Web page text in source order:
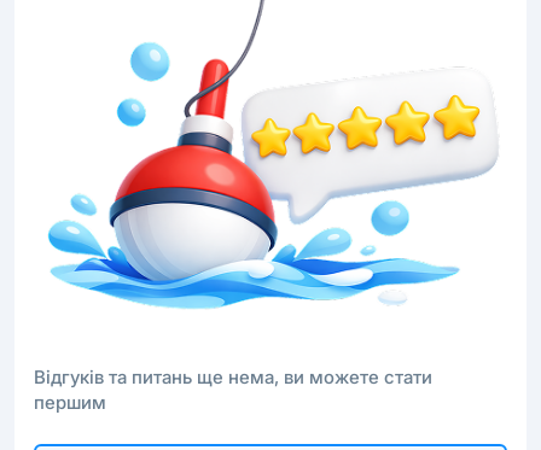
Відгуків та питань ще нема, ви можете стати
першим